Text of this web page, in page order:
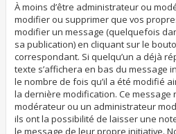
À moins d’être administrateur ou
modifier ou supprimer que vos
modifier un message (quelquefois
sa publication) en cliquant sur le
correspondant. Si quelqu’un a déjà
texte s’affichera en bas du message
le nombre de fois qu’il a été modifié
la dernière modification. Ce message
modérateur ou un administrateur
ils ont la possibilité de laisser une
le message de leur propre initiative.